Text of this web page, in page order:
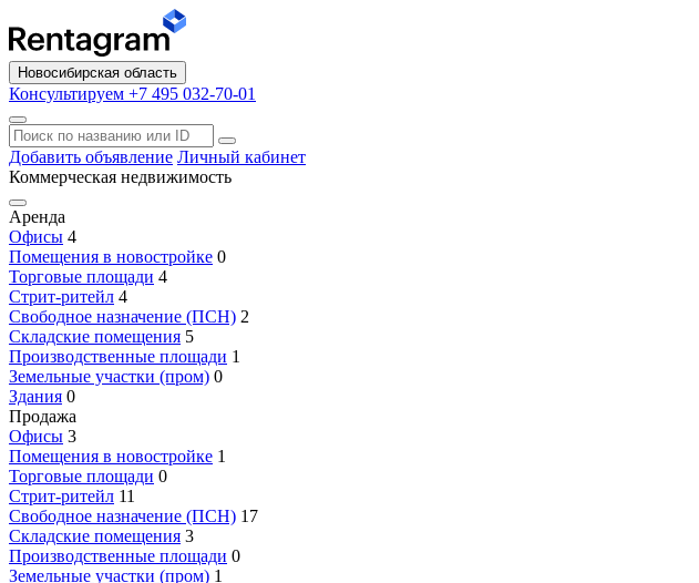
Новосибирская область
Консультируем +7 495 032-70-01
Добавить объявление Личный кабинет
Коммерческая недвижимость
Аренда
Офисы 4
Помещения в новостройке 0
Торговые площади 4
Стрит-ритейл 4
Свободное назначение (ПСН) 2
Складские помещения 5
Производственные площади 1
Земельные участки (пром) 0
Здания 0
Продажа
Офисы 3
Помещения в новостройке 1
Торговые площади 0
Стрит-ритейл 11
Свободное назначение (ПСН) 17
Складские помещения 3
Производственные площади 0
Земельные участки (пром) 1